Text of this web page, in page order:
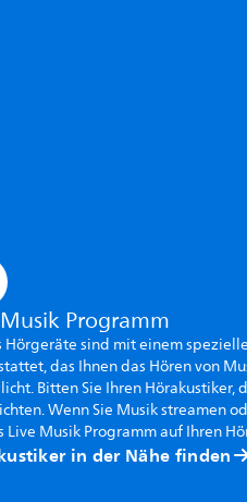
Programm
Hörgeräte sind mit einem
das Ihnen das Hören von
Bitten Sie Ihren Hörakustiker,
Wenn Sie Musik streamen
Live Musik Programm auf Ihren
in der Nähe finden